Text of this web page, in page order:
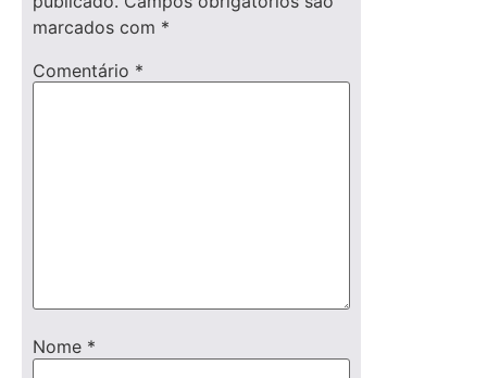
marcados com *
Comentário *
Nome *